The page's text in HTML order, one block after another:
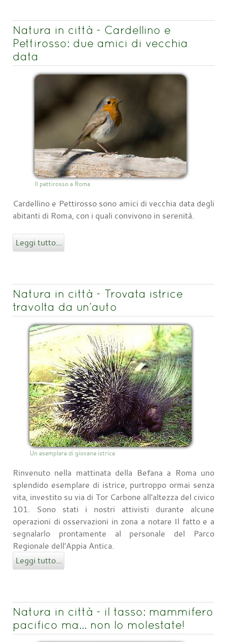
Natura in città - Cardellino e
Pettirosso: due amici di vecchia
data
Il pettirosso a Roma
Cardellino e Pettirosso sono amici di vecchia data degli
abitanti di Roma, con i quali convivono in serenità.
Leggi tutto...
Natura in città - Trovata istrice
travolta da un’auto
Un esemplare di giovane istrice
Rinvenuto nella mattinata della Befana a Roma uno
splendido esemplare di istrice, purtroppo ormai senza
vita, investito su via di Tor Carbone all'altezza del civico
101. Sono stati i nostri attivisti durante alcune
operazioni di osservazioni in zona a notare Il fatto e a
segnalarlo prontamente al personale del Parco
Regionale dell'Appia Antica.
Leggi tutto...
Natura in città - il tasso: mammifero
pacifico ma… non lo molestate!